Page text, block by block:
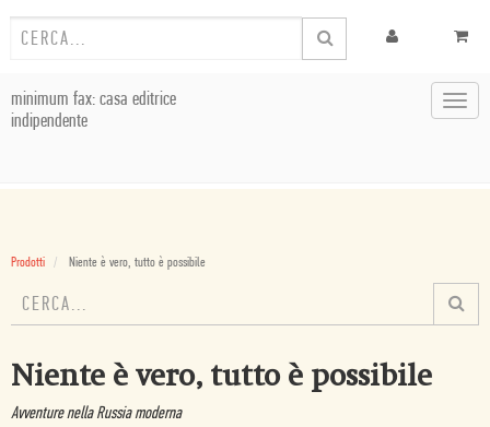
minimum fax: casa editrice
indipendente
Prodotti Niente è vero, tutto è possibile
Niente è vero, tutto è possibile
Avventure nella Russia moderna